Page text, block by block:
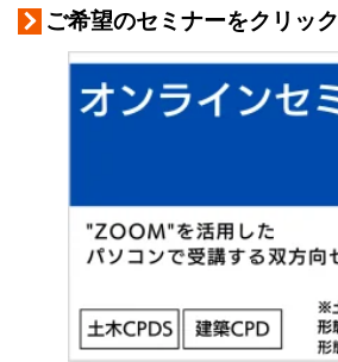
ご希望のセミナーをクリック